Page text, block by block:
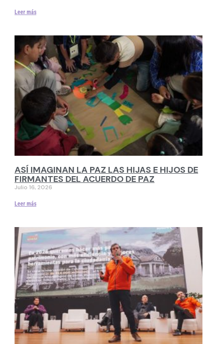
Leer más
ASÍ IMAGINAN LA PAZ LAS HIJAS E HIJOS DE
FIRMANTES DEL ACUERDO DE PAZ
Julio 16, 2026
Leer más